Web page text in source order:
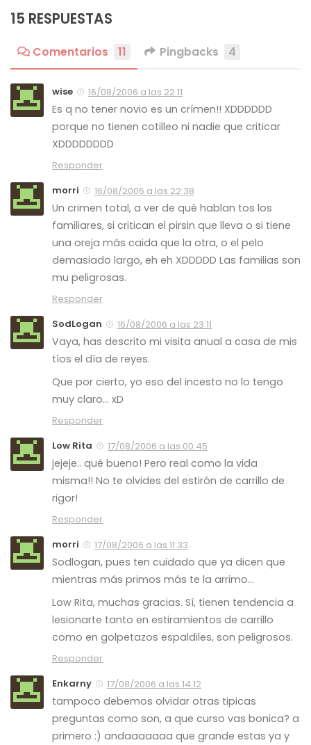
15 RESPUESTAS
Comentarios 11 Pingbacks 4
wise 16/08/2006 a las 22:11
Es q no tener novio es un crímen!! XDDDDDD
porque no tienen cotilleo ni nadie que criticar
XDDDDDDDD
Responder
morri
16/08/2006 a las 22:38
Un crimen total, a ver de qué hablan tos los
familiares, si critican el pirsin que lleva o si tiene
una oreja más caida que la otra, o el pelo
demasiado largo, eh eh XDDDDD Las familias son
mu peligrosas.
Responder
SodLogan
16/08/2006 a las 23:11
Vaya, has descrito mi visita anual a casa de mis
tíos el día de reyes.
Que por cierto, yo eso del incesto no lo tengo
muy claro… xD
Responder
Low Rita
17/08/2006 a las 00:45
jejeje.. qué bueno! Pero real como la vida
misma!! No te olvides del estirón de carrillo de
rigor!
Responder
morri
17/08/2006 a las 11:33
Sodlogan, pues ten cuidado que ya dicen que
mientras más primos más te la arrimo…
Low Rita, muchas gracias. Sí, tienen tendencia a
lesionarte tanto en estiramientos de carrillo
como en golpetazos espaldiles, son peligrosos.
Responder
Enkarny
17/08/2006 a las 14:12
tampoco debemos olvidar otras tipicas
preguntas como son, a que curso vas bonica? a
primero :) andaaaaaaa que grande estas ya y